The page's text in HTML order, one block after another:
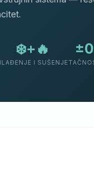
❄️+🔥
I SUŠENJE